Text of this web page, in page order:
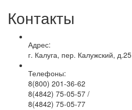
Контакты
Адрес:
г. Калуга, пер. Калужский, д.25
Телефоны:
8(800) 201-36-62
8(4842) 75-05-57 /
8(4842) 75-05-77